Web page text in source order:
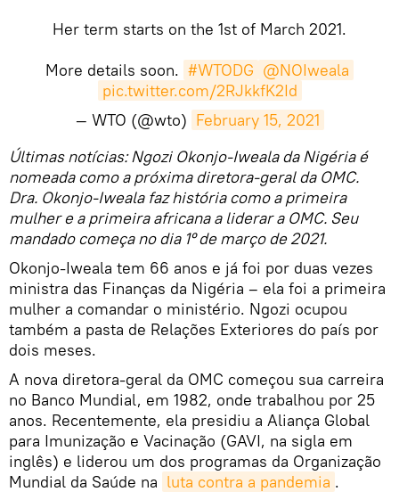
Her term starts on the 1st of March 2021.
More details soon. #WTODG @NOIweala
pic.twitter.com/2RJkkfK2Id
— WTO (@wto) February 15, 2021
​Últimas notícias: Ngozi Okonjo-Iweala da Nigéria é
nomeada como a próxima diretora-geral da OMC.
Dra. Okonjo-Iweala faz história como a primeira
mulher e a primeira africana a liderar a OMC. Seu
mandado começa no dia 1º de março de 2021.
Okonjo-Iweala tem 66 anos e já foi por duas vezes
ministra das Finanças da Nigéria – ela foi a primeira
mulher a comandar o ministério. Ngozi ocupou
também a pasta de Relações Exteriores do país por
dois meses.
A nova diretora-geral da OMC começou sua carreira
no Banco Mundial, em 1982, onde trabalhou por 25
anos. Recentemente, ela presidiu a Aliança Global
para Imunização e Vacinação (GAVI, na sigla em
inglês) e liderou um dos programas da Organização
Mundial da Saúde na luta contra a pandemia .